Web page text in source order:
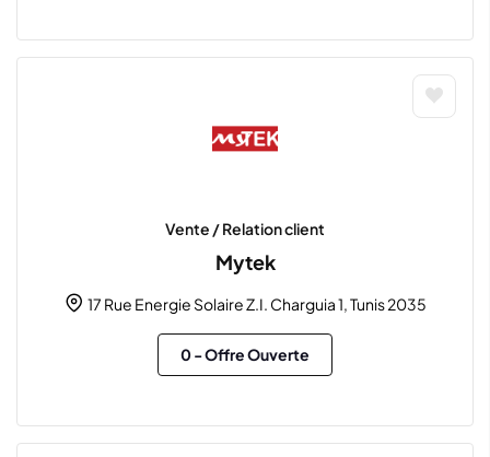
Vente / Relation client
Mytek
17 Rue Energie Solaire Z.I. Charguia 1, Tunis 2035
0- Offre Ouverte